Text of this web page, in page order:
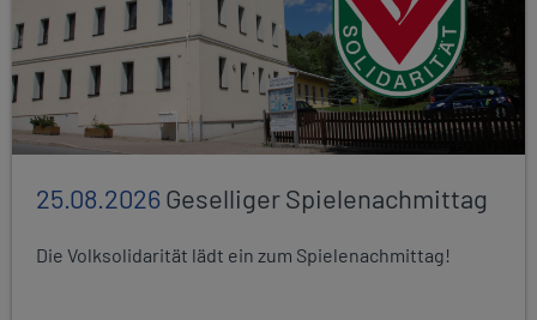
25.08.2026Geselliger Spielenachmittag
Die Volksolidarität lädt ein zum Spielenachmittag!